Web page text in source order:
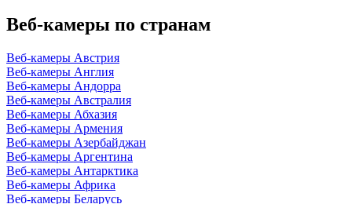
Веб-камеры по странам
Веб-камеры Австрия
Веб-камеры Англия
Веб-камеры Андорра
Веб-камеры Австралия
Веб-камеры Абхазия
Веб-камеры Армения
Веб-камеры Азербайджан
Веб-камеры Аргентина
Веб-камеры Антарктика
Веб-камеры Африка
Веб-камеры Беларусь